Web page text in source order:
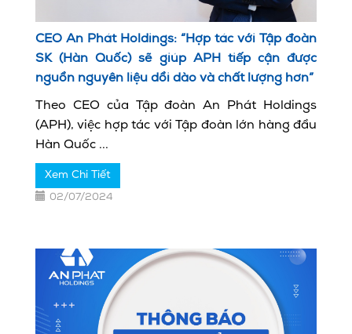
CEO An Phát Holdings: “Hợp tác với Tập đoàn
SK (Hàn Quốc) sẽ giúp APH tiếp cận được
nguồn nguyên liệu dồi dào và chất lượng hơn”
Theo CEO của Tập đoàn An Phát Holdings
(APH), việc hợp tác với Tập đoàn lớn hàng đầu
Hàn Quốc ...
Xem Chi Tiết
02/07/2024